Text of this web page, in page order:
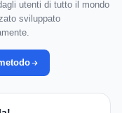
utenti di tutto il mondo
sviluppato